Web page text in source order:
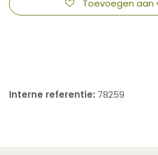
Toevoegen aan
Interne referentie: 78259